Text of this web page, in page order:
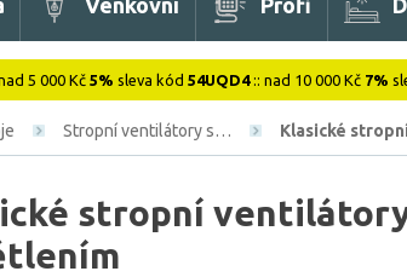
5 000 Kč 5% sleva kód 54UQD4:: nad 10 000 Kč 7%
Stropní ventilátory s… Klasické
stropní